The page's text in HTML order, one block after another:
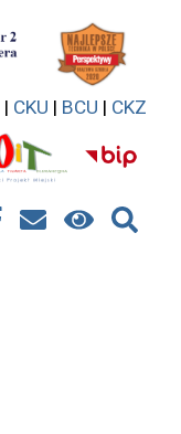
| CKU | BCU | CKZ